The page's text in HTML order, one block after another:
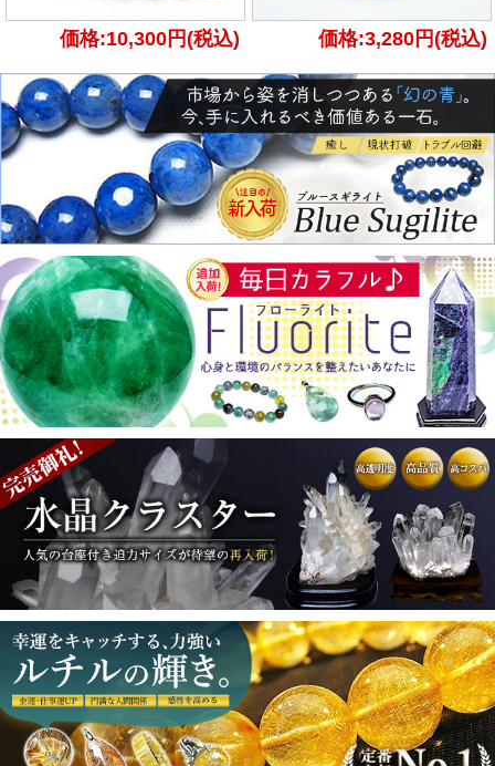
価格:10,300円(税込) 価格:3,280円(税込)